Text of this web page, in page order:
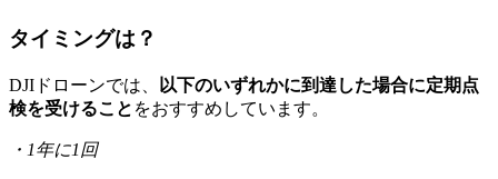
タイミングは？
DJIドローンでは、
以下のいずれかに到達した場合に定期点
検を受けること をおすすめしています。
・1年に1回